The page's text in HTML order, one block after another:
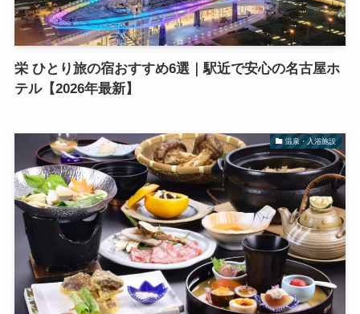
栄 ひとり旅の宿おすすめ6選｜駅近で安心の名古屋ホ
テル【2026年最新】
温泉・入浴施設